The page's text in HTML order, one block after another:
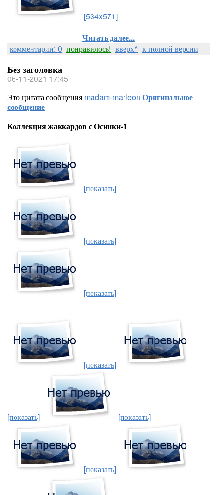
[534x571]
Читать далее...
комментарии: 0 понравилось! вверх^ к полной версии
Без заголовка
06-11-2021 17:45
Это цитата сообщения madam-marleon Оригинальное
сообщение
Коллекция жаккардов с Осинки-1
[показать]
[показать]
[показать]
[показать]
[показать] [показать]
[показать]